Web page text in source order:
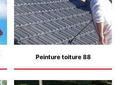
Peinture toiture 88